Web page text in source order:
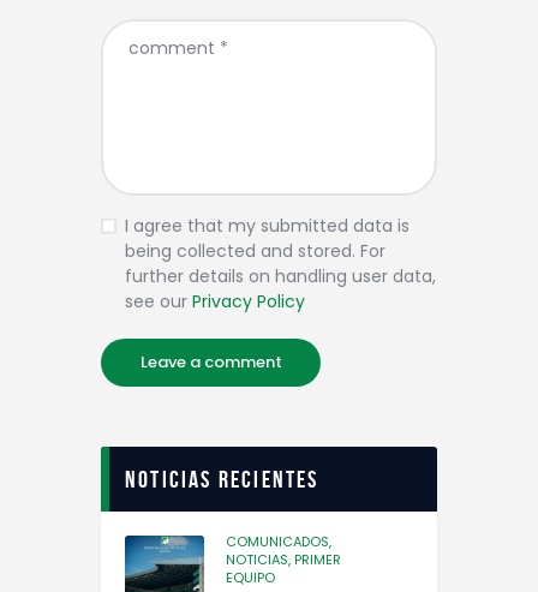
I agree that my submitted data is
being collected and stored. For
further details on handling user data,
see our Privacy Policy
Noticias recientes
COMUNICADOS,
NOTICIAS,PRIMER
EQUIPO